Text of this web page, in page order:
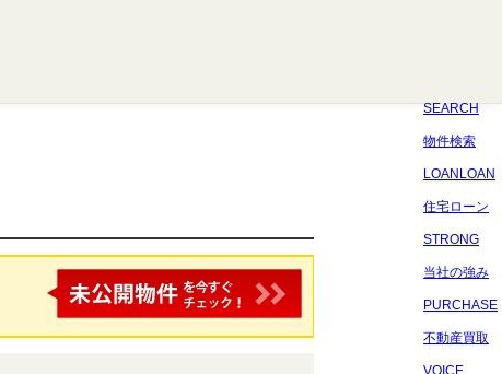
SEARCH
物件検索
LOANLOAN
住宅ローン
STRONG
当社の強み
PURCHASE
不動産買取
VOICE